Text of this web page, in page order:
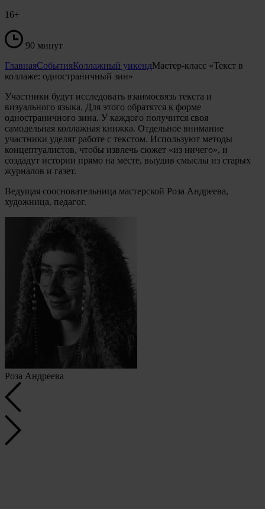
16+
90 минут
ГлавнаяСобытияКоллажный уикендМастер-класс «Текст в
коллаже: одностраничный зин»
Участники будут исследовать взаимосвязь текста и
визуального языка. Для этого обратятся к форме
одностраничного зина. У каждого получится своя
самодельная коллажная книжка. Отдельное внимание
участники уделят работе с текстом. Используют методы
концептуалистов, чтобы извлечь сюжет «из ничего», и
создадут истории прямо на месте, выудив смыслы из старых
журналов и газет.
Ведущая соосновательница мастерской Роза Андреева,
художница, педагог.
Роза Андреева